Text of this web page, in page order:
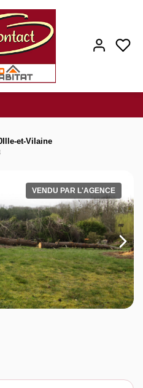
et-Vilaine
VENDU PAR L'AGENCE